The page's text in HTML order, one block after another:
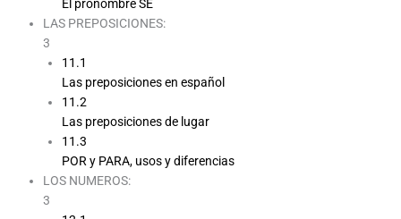
El pronombre SE
LAS PREPOSICIONES:
3
11.1
Las preposiciones en español
11.2
Las preposiciones de lugar
11.3
POR y PARA, usos y diferencias
LOS NUMEROS:
3